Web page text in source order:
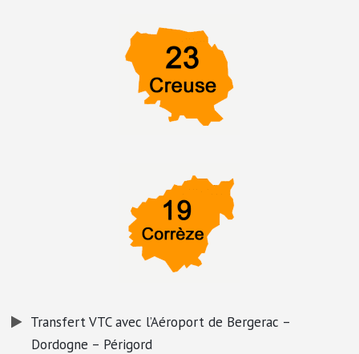
Transfert VTC avec l’Aéroport de Bergerac –
Dordogne – Périgord